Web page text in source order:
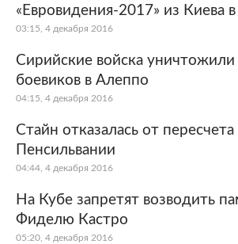
«Евровидения-2017» из Киева
03:15, 4 декабря 2016
Сирийские войска
боевиков в Алеппо
04:15, 4 декабря 2016
Стайн отказалась от пересчета
Пенсильвании
04:44, 4 декабря 2016
На Кубе запретят возводить
Фиделю Кастро
05:20, 4 декабря 2016